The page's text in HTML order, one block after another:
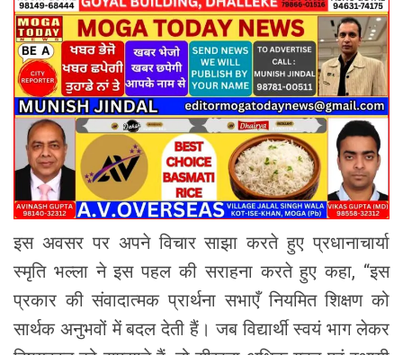
इस अवसर पर अपने विचार साझा करते हुए प्रधानाचार्या
स्मृति भल्ला ने इस पहल की सराहना करते हुए कहा, “इस
प्रकार की संवादात्मक प्रार्थना सभाएँ नियमित शिक्षण को
सार्थक अनुभवों में बदल देती हैं। जब विद्यार्थी स्वयं भाग लेकर